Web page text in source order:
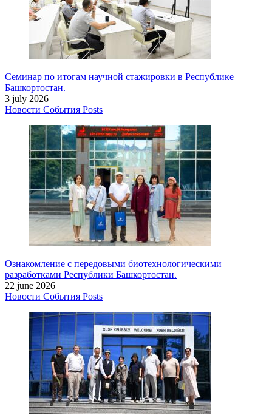
Семинар по итогам научной стажировки в Республике
Башкортостан.
3 july 2026
Новости События Posts
Ознакомление с передовыми биотехнологическими
разработками Республики Башкортостан.
22 june 2026
Новости События Posts